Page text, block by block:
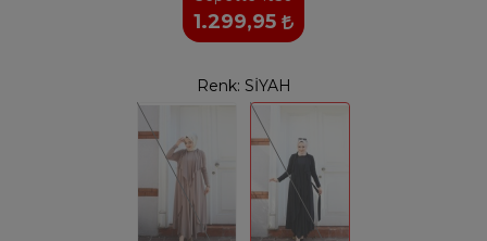
1.299,95
Renk: SİYAH